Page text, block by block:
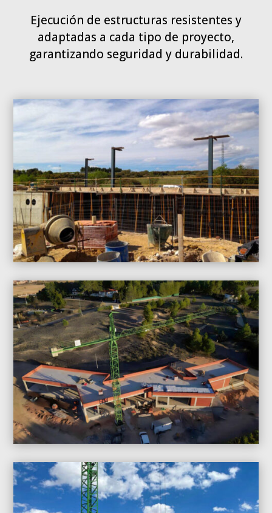
Ejecución de estructuras resistentes y
adaptadas a cada tipo de proyecto,
garantizando seguridad y durabilidad.